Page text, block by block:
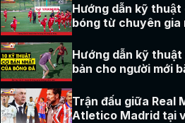
Hướng dẫn kỹ thuật
bóng từ chuyên gia
2025
Hướng dẫn kỹ thuật
bản cho người mới
Trận đấu giữa Real
Atletico Madrid tại